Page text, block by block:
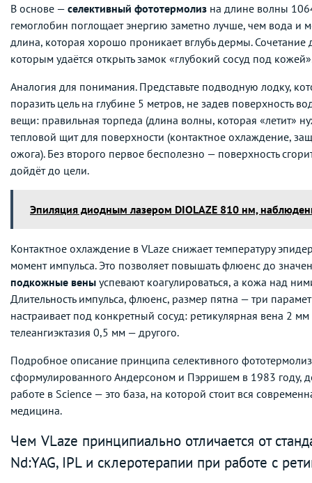
В основе — селективный фототермолиз на длине волны
гемоглобин поглощает энергию заметно лучше, чем вода и
длина, которая хорошо проникает вглубь дермы. Сочетание
которым удаётся открыть замок «глубокий сосуд под
Аналогия для понимания. Представьте подводную лодку,
поразить цель на глубине 5 метров, не задев поверхность
вещи: правильная торпеда (длина волны, которая «летит»
тепловой щит для поверхности (контактное охлаждение,
ожога). Без второго первое бесполезно — поверхность
дойдёт до цели.
Эпиляция диодным лазером DIOLAZE 810 нм,
Контактное охлаждение в VLaze снижает температуру
момент импульса. Это позволяет повышать флюенс до
подкожные вены успевают коагулироваться, а кожа над
Длительность импульса, флюенс, размер пятна — три
настраивает под конкретный сосуд: ретикулярная вена 2
телеангиэктазия 0,5 мм — другого.
Подробное описание принципа селективного
сформулированного Андерсоном и Пэрришем в 1983 году,
работе в Science — это база, на которой стоит вся
медицина.
Чем VLaze принципиально отличается от
Nd:YAG, IPL и склеротерапии при работе с